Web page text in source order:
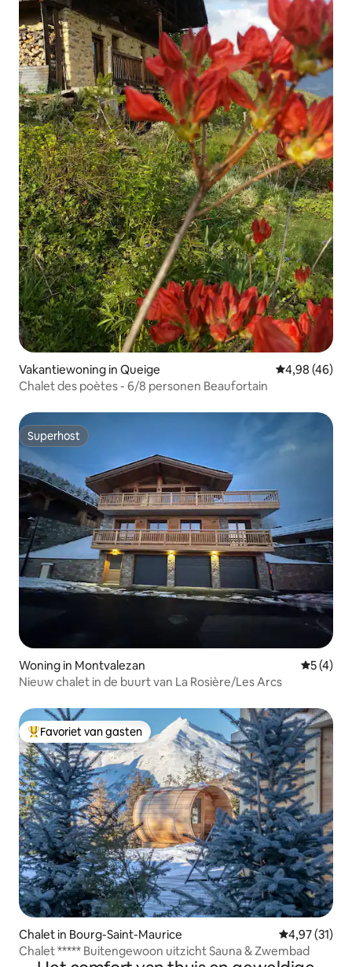
Vakantiewoning in Queige Gemiddelde
4,98 (46)
Chalet des poètes - 6/8 personen Beaufortain
Superhost
Superhost
Woning in Montvalezan
5 (4)
Nieuw chalet in de buurt van La Rosière/Les Arcs
Topfavoriet van gasten
Favoriet van gasten
Chalet in Bourg-Saint-Maurice Gemiddelde
4,97 (31)
Chalet ***** Buitengewoon uitzicht Sauna & Zwembad